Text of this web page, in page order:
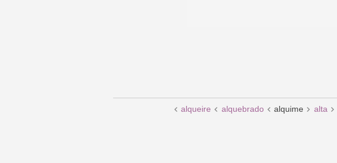
alqueire alquebrado alquime alta